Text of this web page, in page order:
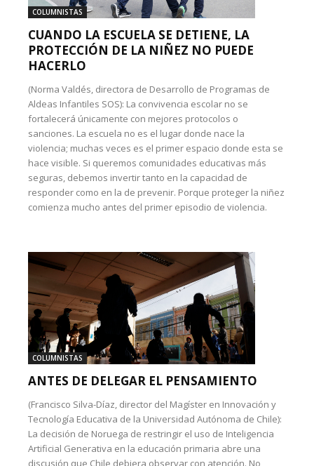
COLUMNISTAS
CUANDO LA ESCUELA SE DETIENE, LA
PROTECCIÓN DE LA NIÑEZ NO PUEDE
HACERLO
(Norma Valdés, directora de Desarrollo de Programas de
Aldeas Infantiles SOS): La convivencia escolar no se
fortalecerá únicamente con mejores protocolos o
sanciones. La escuela no es el lugar donde nace la
violencia; muchas veces es el primer espacio donde esta se
hace visible. Si queremos comunidades educativas más
seguras, debemos invertir tanto en la capacidad de
responder como en la de prevenir. Porque proteger la niñez
comienza mucho antes del primer episodio de violencia.
COLUMNISTAS
ANTES DE DELEGAR EL PENSAMIENTO
(Francisco Silva-Díaz, director del Magíster en Innovación y
Tecnología Educativa de la Universidad Autónoma de Chile):
La decisión de Noruega de restringir el uso de Inteligencia
Artificial Generativa en la educación primaria abre una
discusión que Chile debiera observar con atención. No